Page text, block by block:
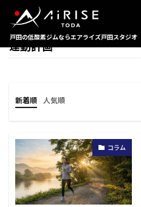
戸田の低酸素ジムならエアライズ戸田スタジオ
運動計画
新着順 人気順
コラム